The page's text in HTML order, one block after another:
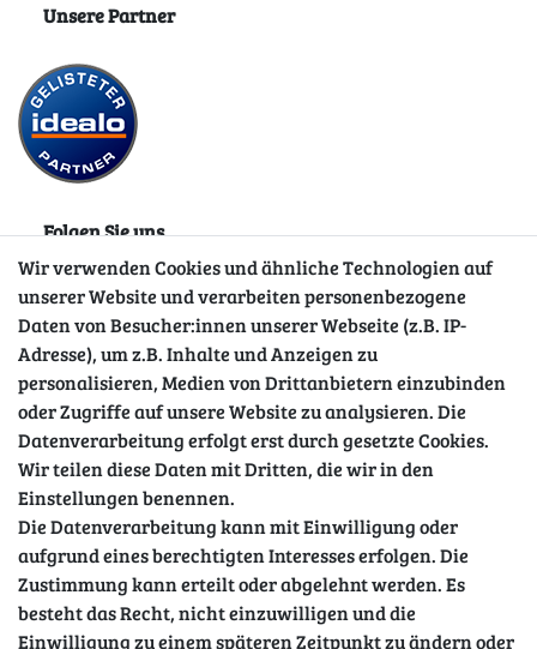
Unsere Partner
Folgen Sie uns
Sicher einkaufen
Wir verwenden Cookies und ähnliche Technologien auf
unserer Website und verarbeiten personenbezogene
Daten von Besucher:innen unserer Webseite (z.B. IP-
Adresse), um z.B. Inhalte und Anzeigen zu
personalisieren, Medien von Drittanbietern einzubinden
oder Zugriffe auf unsere Website zu analysieren. Die
Datenverarbeitung erfolgt erst durch gesetzte Cookies.
Wir teilen diese Daten mit Dritten, die wir in den
Einstellungen benennen.
Die Datenverarbeitung kann mit Einwilligung oder
aufgrund eines berechtigten Interesses erfolgen. Die
Zustimmung kann erteilt oder abgelehnt werden. Es
besteht das Recht, nicht einzuwilligen und die
Einwilligung zu einem späteren Zeitpunkt zu ändern oder